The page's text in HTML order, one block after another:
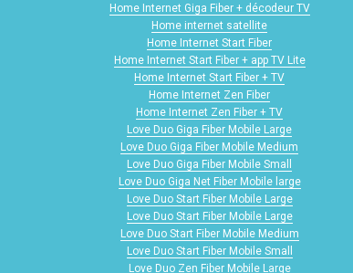
Home Internet Giga Fiber + décodeur TV
Home internet satellite
Home Internet Start Fiber
Home Internet Start Fiber + app TV Lite
Home Internet Start Fiber + TV
Home Internet Zen Fiber
Home Internet Zen Fiber + TV
Love Duo Giga Fiber Mobile Large
Love Duo Giga Fiber Mobile Medium
Love Duo Giga Fiber Mobile Small
Love Duo Giga Net Fiber Mobile large
Love Duo Start Fiber Mobile Large
Love Duo Start Fiber Mobile Large
Love Duo Start Fiber Mobile Medium
Love Duo Start Fiber Mobile Small
Love Duo Zen Fiber Mobile Large